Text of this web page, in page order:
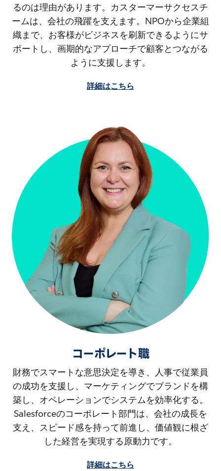
るのは理由があります。カスターマーサクセスチ
ームは、会社の飛躍を支えます。NPOから企業組
織まで、お客様がビジネスを刷新できるようにサ
ポートし、画期的なアプローチで顧客とつながる
ように支援します。
詳細はこちら
コーポレート職
財務でスマートな意思決定を導き、人事で従業員
の成功を支援し、マーケティングでブランドを構
築し、オペレーションでシステムを効率化する。
Salesforceのコーポレート部門は、会社の成長を
支え、スピード感を持って前進し、価値観に根ざ
した経営を実現する原動力です。
詳細はこちら